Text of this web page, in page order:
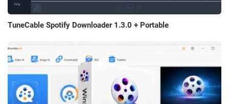
TuneCable Spotify Downloader 1.3.0 + Portable